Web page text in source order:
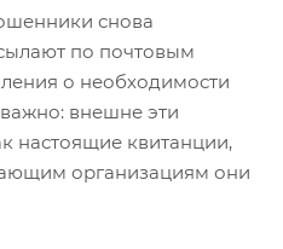
снова
по почтовым
о необходимости
внешне эти
настоящие квитанции,
организациям они